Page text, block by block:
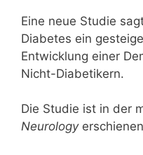
Eine neue Studie
Diabetes ein
Entwicklung einer
Nicht-Diabetikern.
Die Studie ist in der
Neurology